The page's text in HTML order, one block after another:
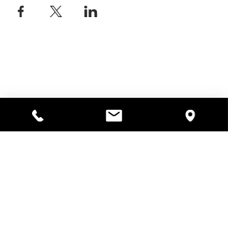
978-364-0920